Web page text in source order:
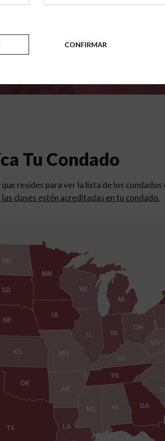
Tu Condado
resides para ver la lista de los
clases estén acreditadas en tu condado.
AL
AR
GA
IN
IA
KS
KY
LA
MI
MN
MS
MO
NE
ND
OH
OK
SD
TN
TX
WV
WI
CONFIRMAR